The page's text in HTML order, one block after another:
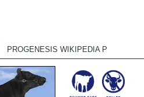
PROGENESIS WIKIPEDIA P